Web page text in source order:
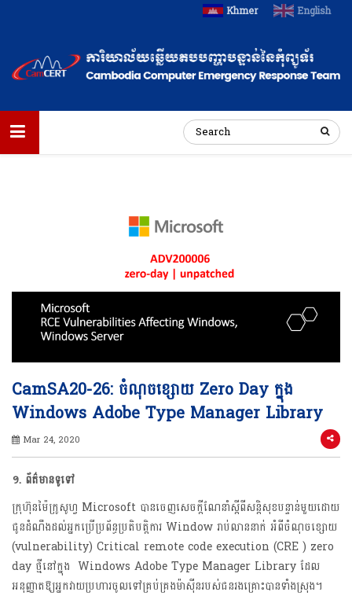
Khmer English
CamSA20-26: ចំណុចខ្សោយ Zero Day ក្នុង
Windows Adobe Type Manager Library
Mar 24, 2020
១. ព័ត៌មានទូទៅ
ក្រុហ៊ុនម៉ៃក្រូសូហ្វ Microsoft​ បាន​ចេញ​សេចក្តី​ណែនាំ​ស្តី​ពី​សន្តិសុខ​បន្ទាន់​មួយ​ដោយ​
ជូនដំណឹង​ដល់​អ្នកប្រើ​ប្រព័ន្ធ​ប្រតិបត្តិ​ការ​ Window​ រាប់​លាន​នាក់​ អំពី​ចំណុចខ្សោយ​
(vulnerability​) Critical remote code execution (CRE ) zero​
day​ ថ្មីនៅក្នុង Windows Adobe Type Manager Library ដែល
អនុញ្ញាតឱ្យអ្នកវាយប្រហារចូលទៅគ្រប់គ្រងម៉ាស៊ីនរបស់ជនរងគ្រោះបានទាំងស្រុង។